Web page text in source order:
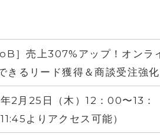
］売上307%アップ！オンラ
きるリード獲得＆商談受注強
2月25日（木）12：00〜13：
よりアクセス可能）